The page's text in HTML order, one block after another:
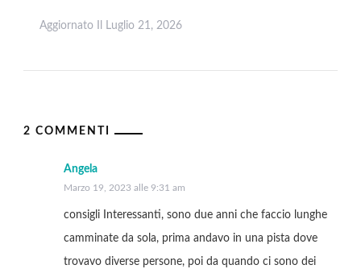
Aggiornato Il Luglio 21, 2026
2 COMMENTI
Angela
Marzo 19, 2023 alle 9:31 am
consigli Interessanti, sono due anni che faccio lunghe
camminate da sola, prima andavo in una pista dove
trovavo diverse persone, poi da quando ci sono dei